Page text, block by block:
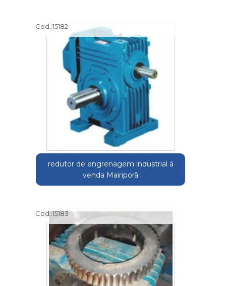
Cod.:15182
redutor de engrenagem industrial á
venda Mairiporã
Cod.:15183